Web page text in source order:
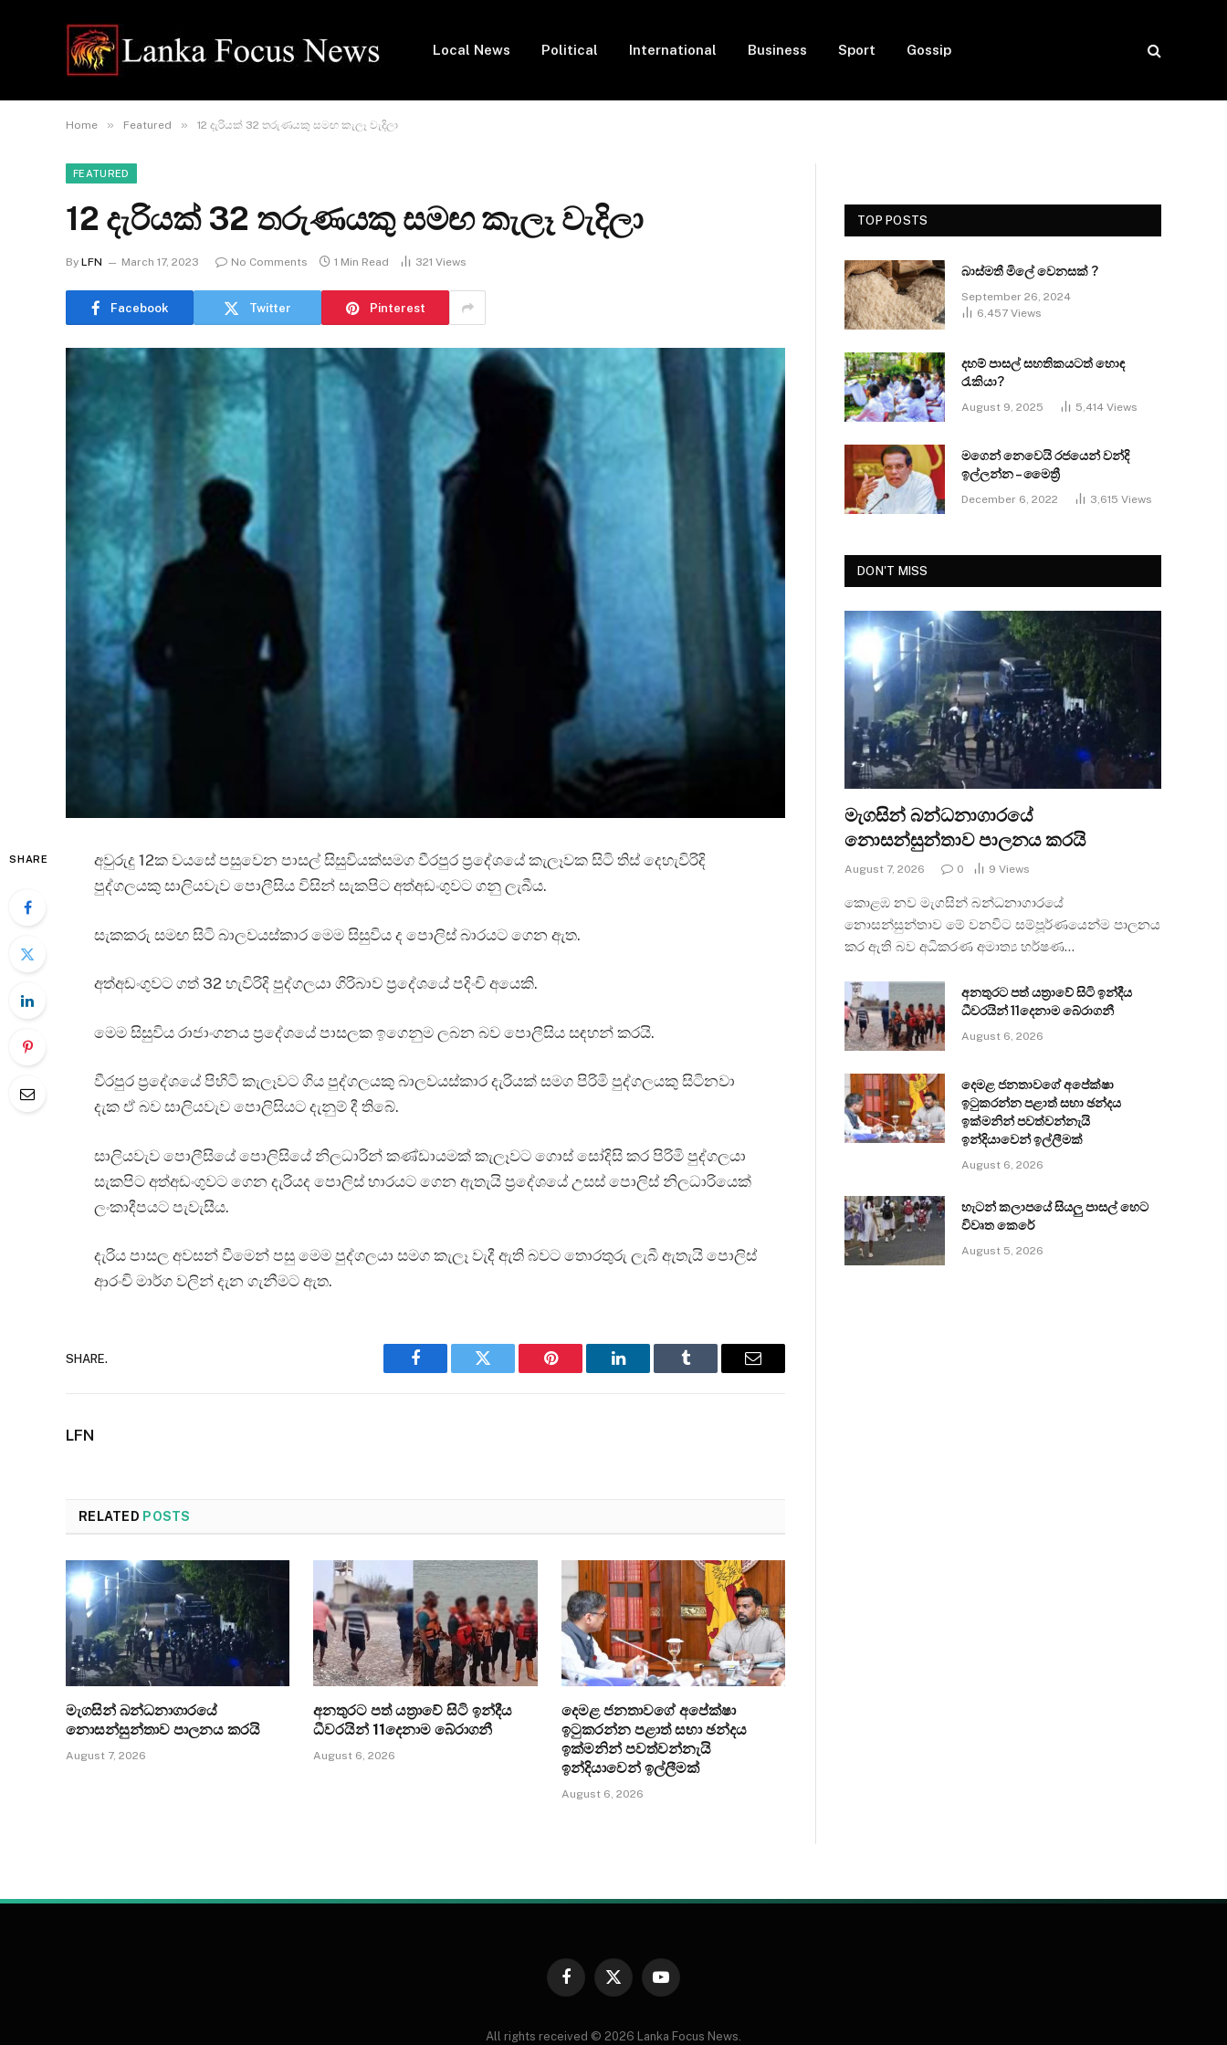
Local News Political International Business Sport Gossip
Home » Featured » 12 දැරියක් 32 තරුණයකු සමඟ කැලෑ වැදිලා
FEATURED
12 දැරියක් 32 තරුණයකු සමඟ කැලෑ වැදිලා
By LFN March 17, 2023 No Comments 1 Min Read 321 Views
Facebook Twitter Pinterest
SHARE
අවුරුදු 12ක වයසේ පසුවෙන පාසල් සිසුවියක්සමග වීරපුර ප්‍රදේශයේ කැලෑවක සිටි තිස් දෙහැවිරිදි
පුද්ගලයකු සාලියවැව පොලීසිය විසින් සැකපිට අත්අඩංගුවට ගනු ලැබීය.
සැකකරු සමඟ සිටි බාලවයස්කාර මෙම සිසුවිය ද පොලිස් බාරයට ගෙන ඇත.
අත්අඩංගුවට ගත් 32 හැවිරිදි පුද්ගලයා ගිරිබාව ප්‍රදේශයේ පදිංචි අයෙකි.
මෙම සිසුවිය රාජාංගනය ප්‍රදේශයේ පාසලක ඉගෙනුම ලබන බව පොලීසිය සඳහන් කරයි.
වීරපුර ප්‍රදේශයේ පිහිටි කැලෑවට ගිය පුද්ගලයකු බාලවයස්කාර දැරියක් සමග පිරිමි පුද්ගලයකු සිටිනවා
දැක ඒ බව සාලියවැව පොලිසියට දැනුම් දී තිබේ.
සාලියවැව පොලීසියේ පොලිසියේ නිලධාරින් කණ්ඩායමක් කැලෑවට ගොස් සෝදිසි කර පිරිමි පුද්ගලයා
සැකපිට අත්අඩංගුවට ගෙන දැරියද පොලිස් භාරයට ගෙන ඇතැයි ප්‍රදේශයේ උසස් පොලිස් නිලධාරියෙක්
ලංකාදීපයට පැවැසීය.
දැරිය පාසල අවසන් වීමෙන් පසු මෙම පුද්ගලයා සමග කැලෑ වැදී ඇති බවට තොරතුරු ලැබී ඇතැයි පොලිස්
ආරංචි මාර්ග වලින් දැන ගැනීමට ඇත.
SHARE.
Facebook Twitter Pinterest LinkedIn Tumblr Email
LFN
RELATED POSTS
මැගසින් බන්ධනාගාරයේ
නොසන්සුන්තාව පාලනය කරයි
August 7, 2026
අනතුරට පත් යත්‍රාවේ සිටි ඉන්දීය
ධීවරයින් 11දෙනාම බේරාගනී
August 6, 2026
දෙමළ ජනතාවගේ අපේක්ෂා
ඉටුකරන්න පළාත් සභා ඡන්දය
ඉක්මනින් පවත්වන්නැයි
ඉන්දියාවෙන් ඉල්ලීමක්
August 6, 2026
TOP POSTS
බාස්මතී මිලේ වෙනසක් ?
September 26, 2024
6,457 Views
දහම් පාසල් සහතිකයටත් හොඳ
රැකියා?
August 9, 2025 5,414 Views
මගෙන් නෙවෙයි රජයෙන් වන්දි
ඉල්ලන්න – මෛත්‍රී
December 6, 2022 3,615 Views
DON'T MISS
මැගසින් බන්ධනාගාරයේ
නොසන්සුන්තාව පාලනය කරයි
August 7, 2026 0 9 Views
කොළඹ නව මැගසින් බන්ධනාගාරයේ
නොසන්සුන්තාව මේ වනවිට සම්පූර්ණයෙන්ම පාලනය
කර ඇති බව අධිකරණ අමාත්‍ය හර්ෂණ…
අනතුරට පත් යත්‍රාවේ සිටි ඉන්දීය
ධීවරයින් 11දෙනාම බේරාගනී
August 6, 2026
දෙමළ ජනතාවගේ අපේක්ෂා
ඉටුකරන්න පළාත් සභා ඡන්දය
ඉක්මනින් පවත්වන්නැයි
ඉන්දියාවෙන් ඉල්ලීමක්
August 6, 2026
හැටන් කලාපයේ සියලු පාසල් හෙට
විවෘත කෙරේ
August 5, 2026
Facebook
X
YouTube
All rights received © 2026 Lanka Focus News.